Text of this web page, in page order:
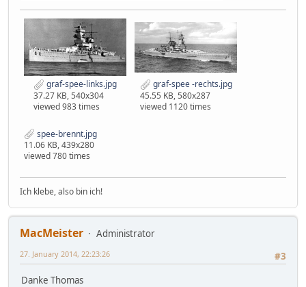
graf-spee-links.jpg
37.27 KB, 540x304
viewed 983 times
graf-spee -rechts.jpg
45.55 KB, 580x287
viewed 1120 times
spee-brennt.jpg
11.06 KB, 439x280
viewed 780 times
Ich klebe, also bin ich!
MacMeister
Administrator
#3
27. January 2014, 22:23:26
Danke Thomas